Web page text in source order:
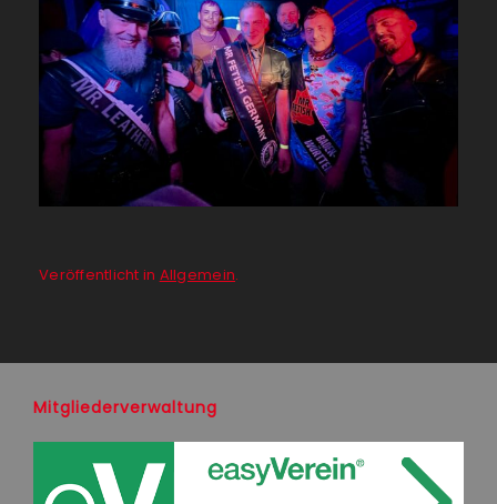
Veröffentlicht in Allgemein.
Mitgliederverwaltung